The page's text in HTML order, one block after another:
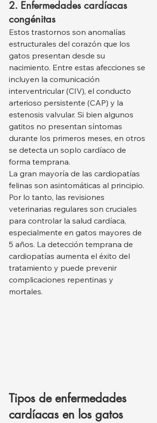
2. Enfermedades cardíacas
congénitas
Estos trastornos son anomalías
estructurales del corazón que los
gatos presentan desde su
nacimiento. Entre estas afecciones se
incluyen la comunicación
interventricular (CIV), el conducto
arterioso persistente (CAP) y la
estenosis valvular. Si bien algunos
gatitos no presentan síntomas
durante los primeros meses, en otros
se detecta un soplo cardíaco de
forma temprana.
La gran mayoría de las cardiopatías
felinas son asintomáticas al principio.
Por lo tanto, las revisiones
veterinarias regulares son cruciales
para controlar la salud cardíaca,
especialmente en gatos mayores de
5 años. La detección temprana de
cardiopatías aumenta el éxito del
tratamiento y puede prevenir
complicaciones repentinas y
mortales.
Tipos de enfermedades
cardíacas en los gatos